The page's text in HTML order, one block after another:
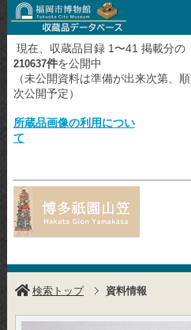
現在、収蔵品目録 1〜41 掲載分の
210637件を公開中
（未公開資料は準備が出来次第、順
次公開予定）
所蔵品画像の利用につい
て
検索トップ 資料情報